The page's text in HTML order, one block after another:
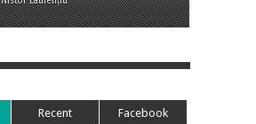
Recent Facebook